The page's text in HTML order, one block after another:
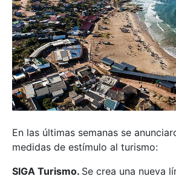
En las últimas semanas se
medidas de estímulo al turismo:
SIGA Turismo. Se crea una nueva